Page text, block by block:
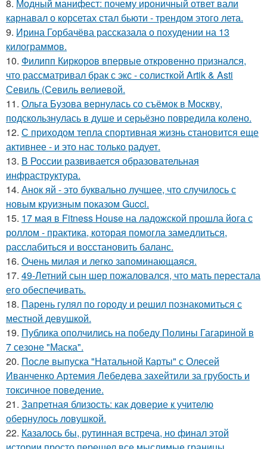
8. Модный манифест: почему ироничный ответ вали
карнавал о корсетах стал бьюти - трендом этого лета.
9. Ирина Горбачёва рассказала о похудении на 13
килограммов.
10. Филипп Киркоров впервые откровенно признался,
что рассматривал брак с экс - солисткой Artik & Asti
Севиль (Севиль велиевой.
11. Ольга Бузова вернулась со съёмок в Москву,
подскользнулась в душе и серьёзно повредила колено.
12. С приходом тепла спортивная жизнь становится еще
активнее - и это нас только радует.
13. В России развивается образовательная
инфраструктура.
14. Анок яй - это буквально лучшее, что случилось с
новым круизным показом Gucci.
15. 17 мая в Fitness House на ладожской прошла йога с
роллом - практика, которая помогла замедлиться,
расслабиться и восстановить баланс.
16. Очень милая и легко запоминающаяся.
17. 49-Летний сын шер пожаловался, что мать перестала
его обеспечивать.
18. Парень гулял по городу и решил познакомиться с
местной девушкой.
19. Публика ополчились на победу Полины Гагариной в
7 сезоне "Маска".
20. После выпуска "Натальной Карты" с Олесей
Иванченко Артемия Лебедева захейтили за грубость и
токсичное поведение.
21. Запретная близость: как доверие к учителю
обернулось ловушкой.
22. Казалось бы, рутинная встреча, но финал этой